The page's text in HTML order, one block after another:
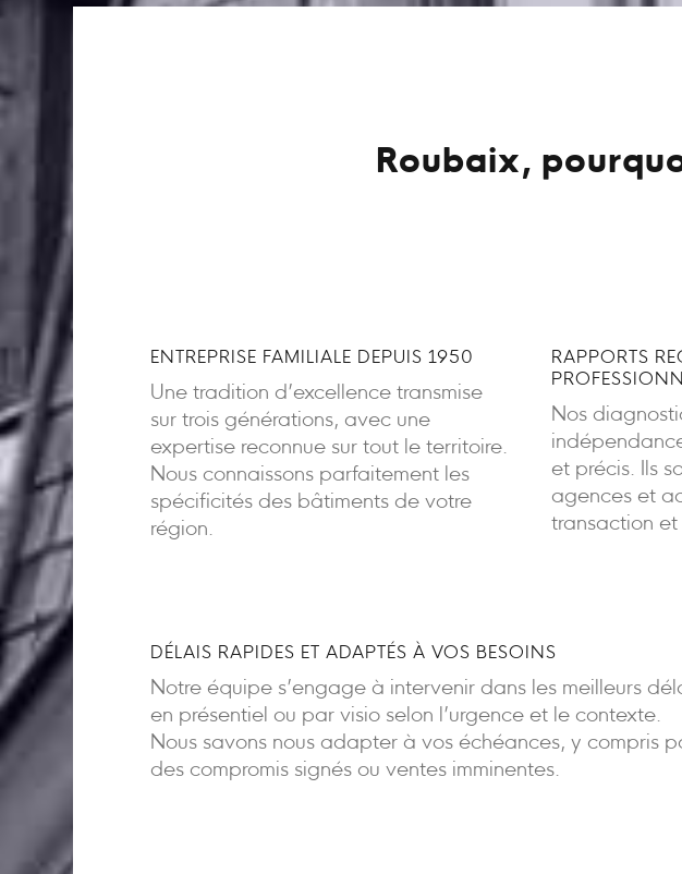
Roubaix,
ENTREPRISE FAMILIALE DEPUIS 1950
Une tradition d’excellence transmise
sur trois générations, avec une
expertise reconnue sur tout le territoire.
Nous connaissons parfaitement les
spécificités des bâtiments de votre
région.
RAPPORTS
Nos
et précis. Ils
agences et
transaction et
DÉLAIS RAPIDES ET ADAPTÉS À VOS BESOINS
Notre équipe s’engage à intervenir dans les meilleurs
en présentiel ou par visio selon l’urgence et le contexte.
Nous savons nous adapter à vos échéances, y compris
des compromis signés ou ventes imminentes.